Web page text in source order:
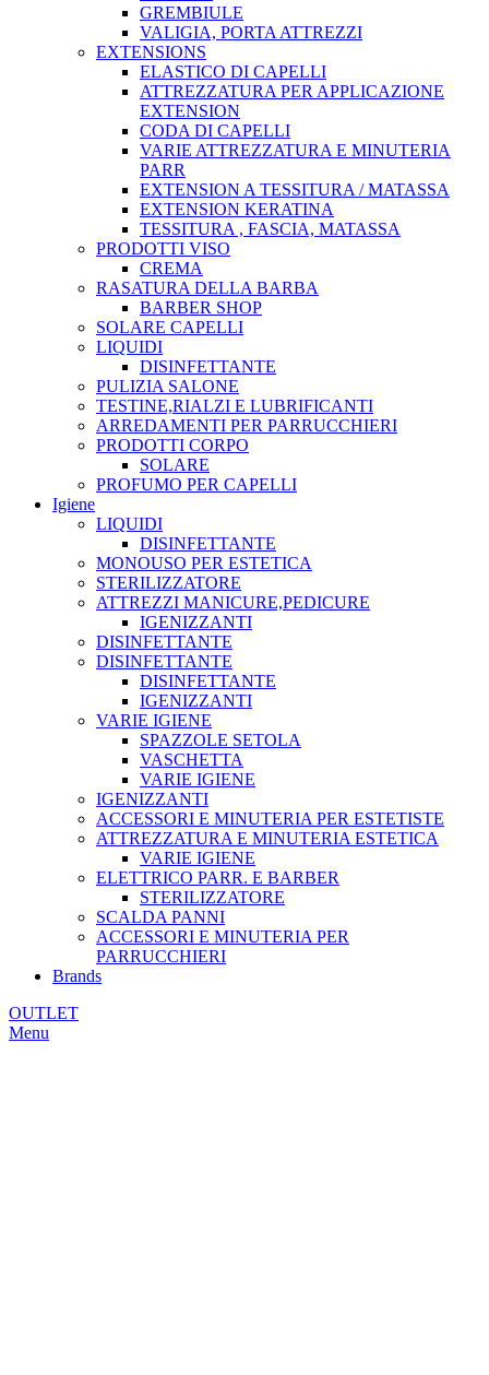
GREMBIULE
VALIGIA, PORTA ATTREZZI
EXTENSIONS
ELASTICO DI CAPELLI
ATTREZZATURA PER APPLICAZIONE
EXTENSION
CODA DI CAPELLI
VARIE ATTREZZATURA E MINUTERIA
PARR
EXTENSION A TESSITURA / MATASSA
EXTENSION KERATINA
TESSITURA , FASCIA, MATASSA
PRODOTTI VISO
CREMA
RASATURA DELLA BARBA
BARBER SHOP
SOLARE CAPELLI
LIQUIDI
DISINFETTANTE
PULIZIA SALONE
TESTINE,RIALZI E LUBRIFICANTI
ARREDAMENTI PER PARRUCCHIERI
PRODOTTI CORPO
SOLARE
PROFUMO PER CAPELLI
Igiene
LIQUIDI
DISINFETTANTE
MONOUSO PER ESTETICA
STERILIZZATORE
ATTREZZI MANICURE,PEDICURE
IGENIZZANTI
DISINFETTANTE
DISINFETTANTE
DISINFETTANTE
IGENIZZANTI
VARIE IGIENE
SPAZZOLE SETOLA
VASCHETTA
VARIE IGIENE
IGENIZZANTI
ACCESSORI E MINUTERIA PER ESTETISTE
ATTREZZATURA E MINUTERIA ESTETICA
VARIE IGIENE
ELETTRICO PARR. E BARBER
STERILIZZATORE
SCALDA PANNI
ACCESSORI E MINUTERIA PER
PARRUCCHIERI
Brands
OUTLET
Menu